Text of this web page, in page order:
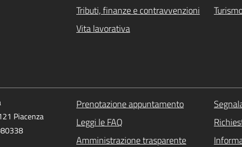
Tributi, finanze e contravvenzioni
Vita lavorativa
Piacenza
Prenotazione appuntamento
Leggi le FAQ
Amministrazione trasparente